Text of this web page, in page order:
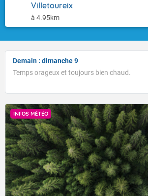
Villetoureix
à 4.95km
Demain : dimanche 9
Temps orageux et toujours bien chaud.
INFOS MÉTÉO